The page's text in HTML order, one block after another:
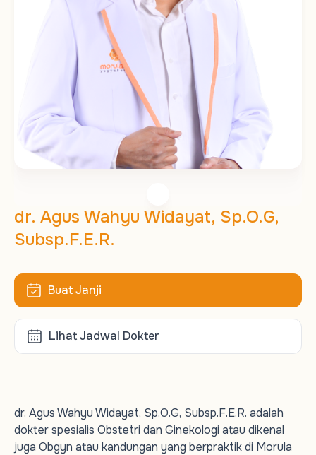
dr. Agus Wahyu Widayat, Sp.O.G,
Subsp.F.E.R.
Buat Janji
Lihat Jadwal Dokter
dr. Agus Wahyu Widayat, Sp.O.G, Subsp.F.E.R. adalah
dokter spesialis Obstetri dan Ginekologi atau dikenal
juga Obgyn atau kandungan yang berpraktik di Morula